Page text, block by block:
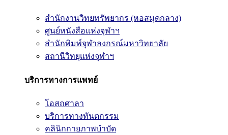
สำนักงานวิทยทรัพยากร (หอสมุดกลาง)
ศูนย์หนังสือแห่งจุฬาฯ
สำนักพิมพ์จุฬาลงกรณ์มหาวิทยาลัย
สถานีวิทยุแห่งจุฬาฯ
บริการทางการแพทย์
โอสถศาลา
บริการทางทันตกรรม
คลินิกกายภาพบำบัด